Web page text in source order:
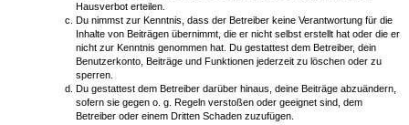
Hausverbot erteilen.
Du nimmst zur Kenntnis, dass der Betreiber keine Verantwortung für die
Inhalte von Beiträgen übernimmt, die er nicht selbst erstellt hat oder die er
nicht zur Kenntnis genommen hat. Du gestattest dem Betreiber, dein
Benutzerkonto, Beiträge und Funktionen jederzeit zu löschen oder zu
sperren.
Du gestattest dem Betreiber darüber hinaus, deine Beiträge abzuändern,
sofern sie gegen o. g. Regeln verstoßen oder geeignet sind, dem
Betreiber oder einem Dritten Schaden zuzufügen.